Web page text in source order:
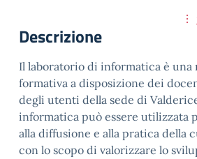
Descrizione
Il laboratorio di informatica è una
formativa a disposizione dei
degli utenti della sede di
informatica può essere utilizzata
alla diffusione e alla pratica della
con lo scopo di valorizzare lo